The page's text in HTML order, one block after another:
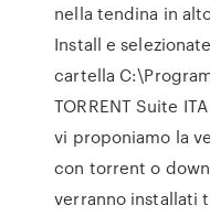
nella tendina in
Install e
cartella
TORRENT Suite
vi proponiamo la
con torrent o
verranno installati